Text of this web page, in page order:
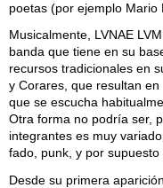
poetas (por ejemplo Mario
Musicalmente, LVNAE
banda que tiene en su
recursos tradicionales en
y Corares, que resultan
que se escucha
Otra forma no podría ser,
integrantes es muy
fado, punk, y por supuesto
Desde su primera